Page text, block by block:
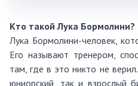
Кто такой Лука Бормолини?
Лука Бормолини-человек,
Его называют тренером,
там, где в это никто не
юниорский, так и взрослый